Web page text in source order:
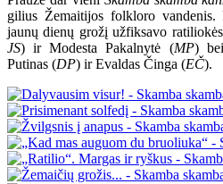
gilius Žemaitijos folkloro
jaunų dienų grožį užfiksavo
JS) ir Modesta Pakalnytė (MP)
Putinas (DP) ir Evaldas Činga (EČ).